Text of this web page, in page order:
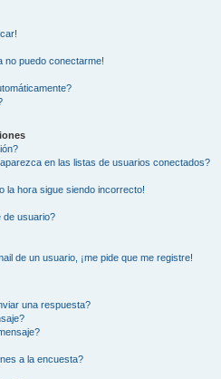
no puedo conectarme!
en las listas de usuarios conectados?
la hora sigue siendo incorrecto!
de usuario?
de un usuario, ¡me pide que me registre!
una respuesta?
a la encuesta?